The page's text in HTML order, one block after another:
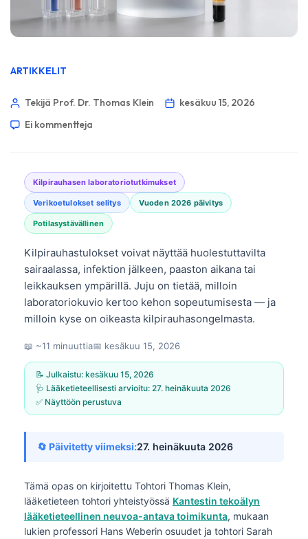
ARTIKKELIT
Tekijä Prof. Dr. Thomas Klein
kesäkuu 15, 2026
Ei kommentteja
Kilpirauhasen laboratoriotutkimukset
Verikoetulokset selitys Vuoden 2026 päivitys
Potilasystävällinen
Kilpirauhastulokset voivat näyttää huolestuttavilta
sairaalassa, infektion jälkeen, paaston aikana tai
leikkauksen ympärillä. Juju on tietää, milloin
laboratoriokuvio kertoo kehon sopeutumisesta — ja
milloin kyse on oikeasta kilpirauhasongelmasta.
📖 ~11 minuuttia📅 kesäkuu 15, 2026
📝 Julkaistu: kesäkuu 15, 2026
🩺 Lääketieteellisesti arvioitu: 27. heinäkuuta 2026
✅ Näyttöön perustuva
🔄 Päivitetty viimeksi:27. heinäkuuta 2026
Tämä opas on kirjoitettu Tohtori Thomas Klein,
lääketieteen tohtori yhteistyössä Kantestin tekoälyn
lääketieteellinen neuvoa-antava toimikunta, mukaan
lukien professori Hans Weberin osuudet ja tohtori Sarah